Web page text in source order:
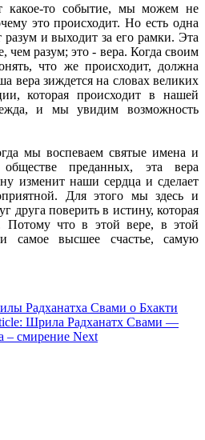
какое-то событие, мы можем не
это происходит. Но есть одна
разум и выходит за его рамки. Эта
чем разум; это - вера. Когда своим
что же происходит, должна
вера зиждется на словах великих
которая происходит в нашей
и мы увидим возможность
мы воспеваем святые имена и
преданных, эта вера
изменит наши сердца и сделает
Для этого мы здесь и
друга поверить в истину, которая
Потому что в этой вере, в этой
самое высшее счастье, самую
Радханатха Свами о Бхакти
Шрила Радханатх Свами —
– смирение Next